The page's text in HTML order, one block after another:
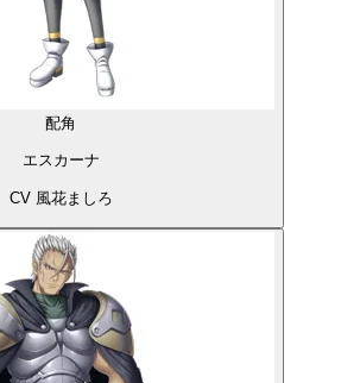
配角
エスカーナ
CV 風花ましろ